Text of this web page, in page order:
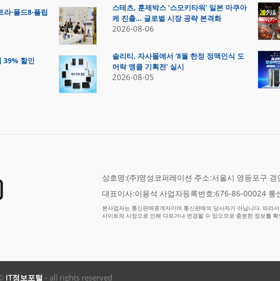
·폴드8·플립
39% 할인
스테츠, 훈제박스 ‘스모키타워’ 일본 마쿠아
케 진출… 글로벌 시장 공략 본격화
2026-08-06
솔리티, 자사몰에서 ‘8월 한정 정맥인식 도
어락 앵콜 기획전’ 실시
2026-08-05
상호명:(주)명성코퍼레이션 주소:서울시 영등포구
대표이사:이용석 사업자등록번호:676-86-00024
본사업자는 통신판매중개자이며 통신판매의 당사자가 아닙니다. 따라
사이트의 사정으로 인해 다르거나 변경될 수 있으므로 충분한 정보를
IT정보포털 - all rights reserved